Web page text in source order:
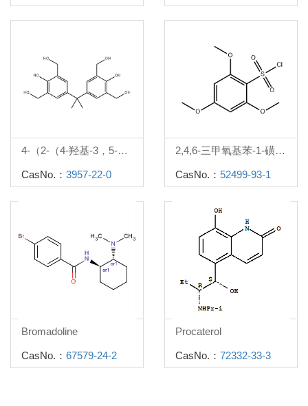
4-（2-（4-羟基-3，5-二（羟甲基）苯基）丙-2-基）-2，6-二（羟甲基）苯酚
CasNo.： 3957-22-0
2,4,6-三甲氧基苯-1-磺酰氯
CasNo.： 52499-93-1
Bromadoline
CasNo.： 67579-24-2
Procaterol
CasNo.： 72332-33-3